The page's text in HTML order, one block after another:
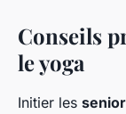
Conseils
le yoga
Initier les